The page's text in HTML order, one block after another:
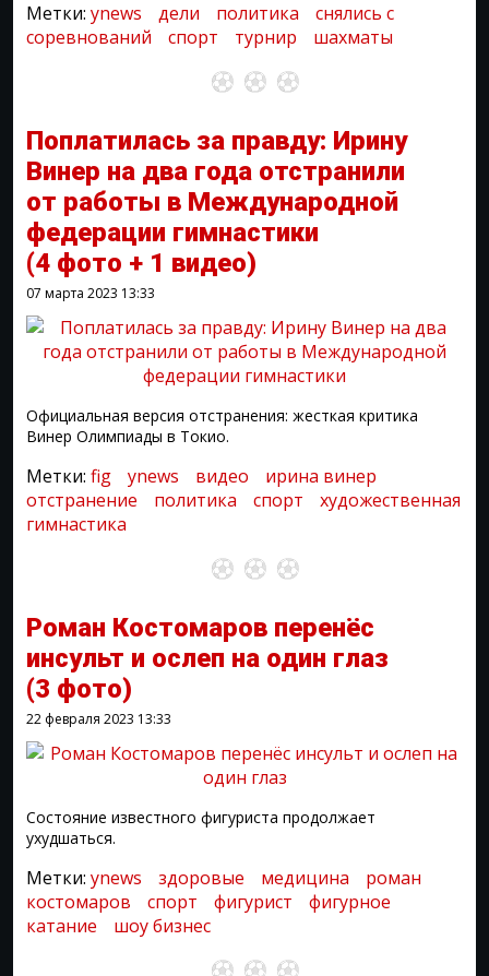
Метки: ynews дели политика
снялись с
соревнований
спорт турнир шахматы
Поплатилась за правду: Ирину
Винер на два года отстранили
от работы в Международной
федерации гимнастики
(4 фото + 1 видео)
07 марта 2023 13:33
Официальная версия отстранения: жесткая критика
Винер Олимпиады в Токио.
Метки: fig ynews видео
ирина винер
отстранение
политика спорт
художественная
гимнастика
Роман Костомаров перенёс
инсульт и ослеп на один глаз
(3 фото)
22 февраля 2023 13:33
Состояние известного фигуриста продолжает
ухудшаться.
Метки: ynews здоровые медицина
роман
костомаров
спорт фигурист
фигурное
катание
шоу бизнес